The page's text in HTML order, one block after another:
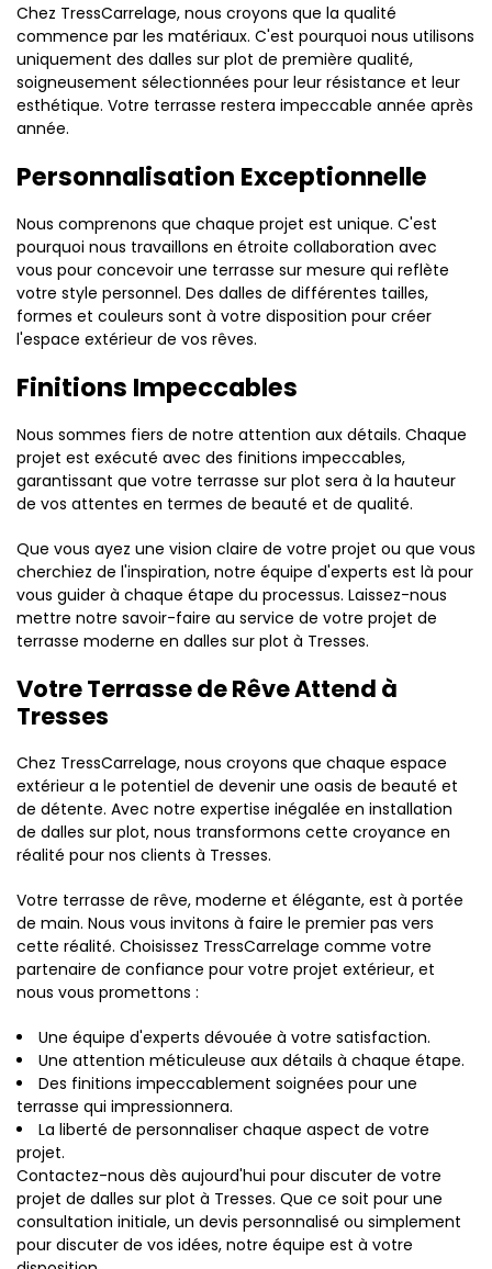
Chez TressCarrelage, nous croyons que la qualité
commence par les matériaux. C'est pourquoi nous utilisons
uniquement des dalles sur plot de première qualité,
soigneusement sélectionnées pour leur résistance et leur
esthétique. Votre terrasse restera impeccable année après
année.
Personnalisation Exceptionnelle
Nous comprenons que chaque projet est unique. C'est
pourquoi nous travaillons en étroite collaboration avec
vous pour concevoir une terrasse sur mesure qui reflète
votre style personnel. Des dalles de différentes tailles,
formes et couleurs sont à votre disposition pour créer
l'espace extérieur de vos rêves.
Finitions Impeccables
Nous sommes fiers de notre attention aux détails. Chaque
projet est exécuté avec des finitions impeccables,
garantissant que votre terrasse sur plot sera à la hauteur
de vos attentes en termes de beauté et de qualité.
Que vous ayez une vision claire de votre projet ou que vous
cherchiez de l'inspiration, notre équipe d'experts est là pour
vous guider à chaque étape du processus. Laissez-nous
mettre notre savoir-faire au service de votre projet de
terrasse moderne en dalles sur plot à Tresses.
Votre Terrasse de Rêve Attend à
Tresses
Chez TressCarrelage, nous croyons que chaque espace
extérieur a le potentiel de devenir une oasis de beauté et
de détente. Avec notre expertise inégalée en installation
de dalles sur plot, nous transformons cette croyance en
réalité pour nos clients à Tresses.
Votre terrasse de rêve, moderne et élégante, est à portée
de main. Nous vous invitons à faire le premier pas vers
cette réalité. Choisissez TressCarrelage comme votre
partenaire de confiance pour votre projet extérieur, et
nous vous promettons :
Une équipe d'experts dévouée à votre satisfaction.
Une attention méticuleuse aux détails à chaque étape.
Des finitions impeccablement soignées pour une
terrasse qui impressionnera.
La liberté de personnaliser chaque aspect de votre
projet.
Contactez-nous dès aujourd'hui pour discuter de votre
projet de dalles sur plot à Tresses. Que ce soit pour une
consultation initiale, un devis personnalisé ou simplement
pour discuter de vos idées, notre équipe est à votre